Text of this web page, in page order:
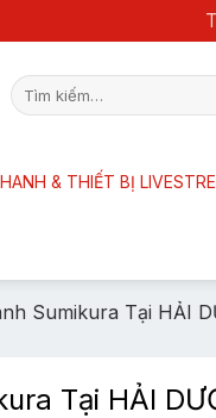
Tìm
kiếm:
& THIẾT BỊ
Sumikura Tại HẢI
Tại HẢI